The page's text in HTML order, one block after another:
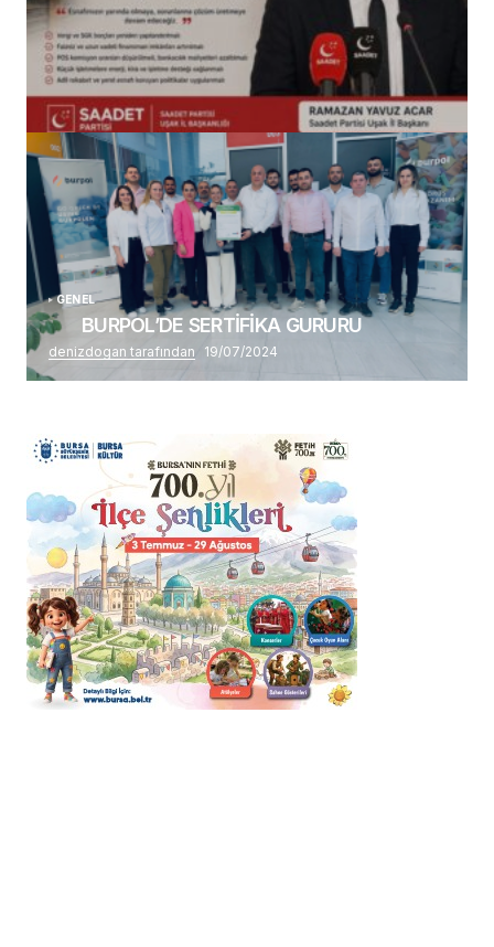
(başlıksız)
Alaattin Karahan tarafından 14/07/2026
GENEL
BURPOL’DE SERTİFİKA GURURU
denizdogan tarafından 19/07/2024